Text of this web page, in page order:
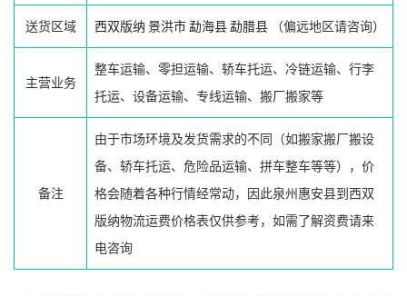
送货区域 西双版纳 景洪市勐海县勐腊县 （偏远地区请咨询）
主营业务
整车运输、零担运输、轿车托运、冷链运输、行李
托运、设备运输、专线运输、搬厂搬家等
备注
由于市场环境及发货需求的不同（如搬家搬厂搬设
备、轿车托运、危险品运输、拼车整车等等），价
格会随着各种行情经常动，因此泉州惠安县到西双
版纳物流运费价格表仅供参考，如需了解资费请来
电咨询